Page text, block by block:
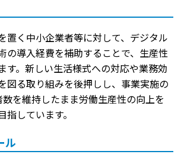
置く中小企業者等に対して、デジタル
の導入経費を補助することで、生産性
す。新しい生活様式への対応や業務効
図る取り組みを後押しし、事業実施の
を維持したまま労働生産性の向上を
しています。
ル